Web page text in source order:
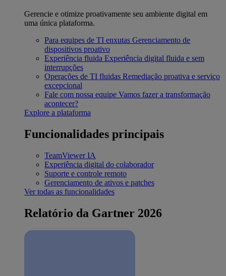
Gerencie e otimize proativamente seu ambiente digital em
uma única plataforma.
Para equipes de TI enxutas Gerenciamento de
dispositivos proativo
Experiência fluida Experiência digital fluida e sem
interrupções
Operações de TI fluidas Remediação proativa e serviço
excepcional
Fale com nossa equipe Vamos fazer a transformação
acontecer?
Explore a plataforma
Funcionalidades principais
TeamViewer IA
Experiência digital do colaborador
Suporte e controle remoto
Gerenciamento de ativos e patches
Ver todas as funcionalidades
Relatório da Gartner 2026